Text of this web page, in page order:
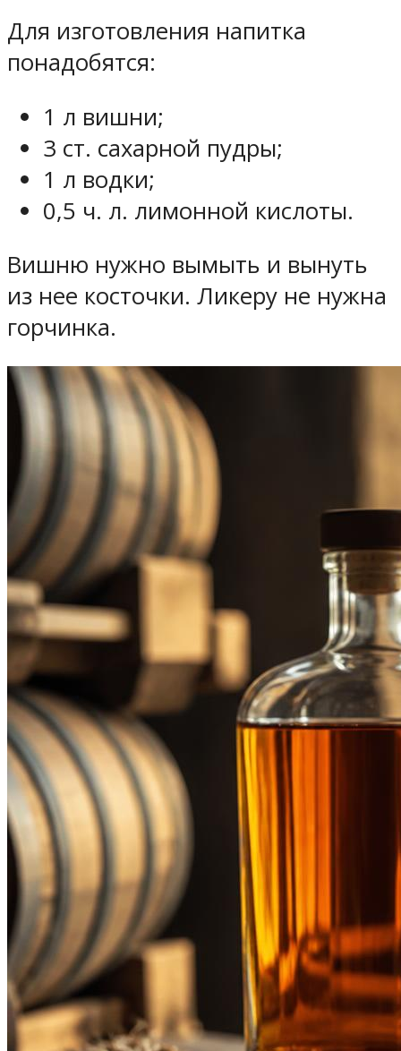
Для изготовления напитка
понадобятся:
1 л вишни;
3 ст. сахарной пудры;
1 л водки;
0,5 ч. л. лимонной кислоты.
Вишню нужно вымыть и вынуть
из нее косточки. Ликеру не нужна
горчинка.